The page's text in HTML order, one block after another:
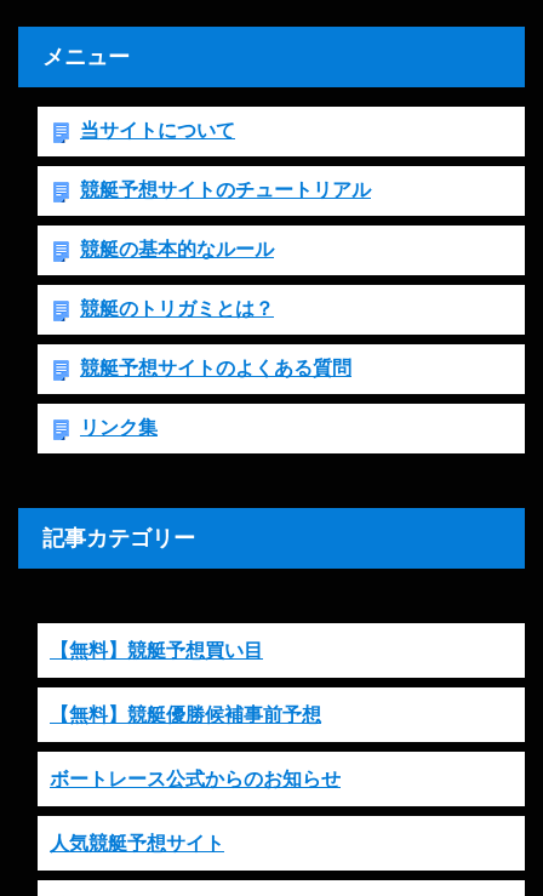
メニュー
当サイトについて
競艇予想サイトのチュートリアル
競艇の基本的なルール
競艇のトリガミとは？
競艇予想サイトのよくある質問
リンク集
記事カテゴリー
【無料】競艇予想買い目
【無料】競艇優勝候補事前予想
ボートレース公式からのお知らせ
人気競艇予想サイト